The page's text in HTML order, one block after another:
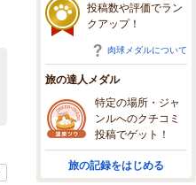
投稿数や評価でラン
クアップ！
肉球メダルについて
旅の達人メダル
特定の場所・ジャ
ンルへのクチコミ
投稿でゲット！
旅の記録をはじめる